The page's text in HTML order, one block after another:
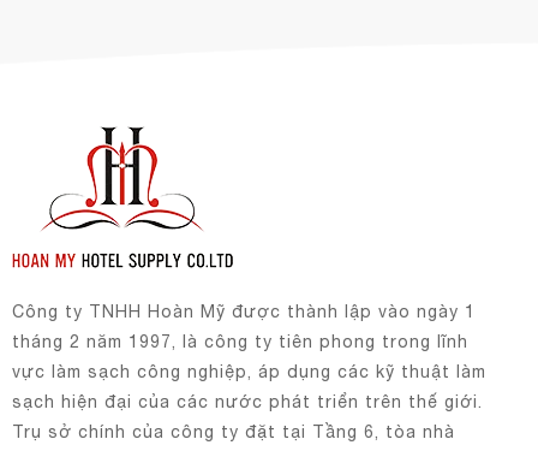
Công ty TNHH Hoàn Mỹ được thành lập vào ngày 1
tháng 2 năm 1997, là công ty tiên phong trong lĩnh
vực làm sạch công nghiệp, áp dụng các kỹ thuật làm
sạch hiện đại của các nước phát triển trên thế giới.
Trụ sở chính của công ty đặt tại Tầng 6, tòa nhà